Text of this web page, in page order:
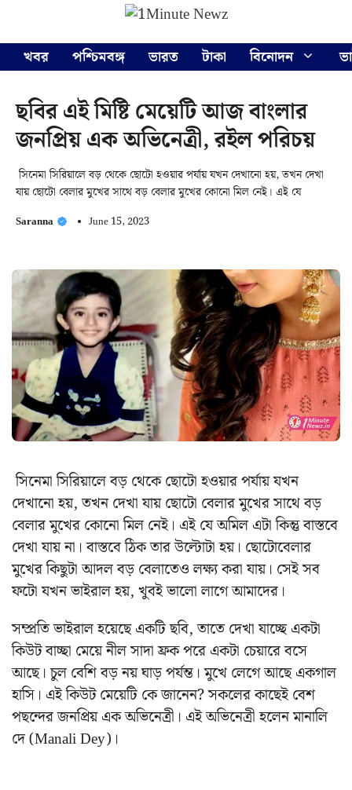
content
খবর
পশ্চিমবঙ্গ ভারত টাকা বিনোদন
ছবির এই মিষ্টি মেয়েটি আজ বাংলার
জনপ্রিয় এক অভিনেত্রী, রইল পরিচয়
সিনেমা সিরিয়ালে বড় থেকে ছোটো হওয়ার পর্যায় যখন দেখানো হয়, তখন দেখা
যায় ছোটো বেলার মুখের সাথে বড় বেলার মুখের কোনো মিল নেই। এই যে
Saranna June 15, 2023
সিনেমা সিরিয়ালে বড় থেকে ছোটো হওয়ার পর্যায় যখন
দেখানো হয়, তখন দেখা যায় ছোটো বেলার মুখের সাথে বড়
বেলার মুখের কোনো মিল নেই। এই যে অমিল এটা কিন্তু বাস্তবে
দেখা যায় না। বাস্তবে ঠিক তার উল্টোটা হয়। ছোটোবেলার
মুখের কিছুটা আদল বড় বেলাতেও লক্ষ্য করা যায়। সেই সব
ফটো যখন ভাইরাল হয়, খুবই ভালো লাগে আমাদের।
সম্প্রতি ভাইরাল হয়েছে একটি ছবি, তাতে দেখা যাচ্ছে একটা
কিউট বাচ্ছা মেয়ে নীল সাদা ফ্রক পরে একটা চেয়ারে বসে
আছে। চুল বেশি বড় নয় ঘাড় পর্যন্ত। মুখে লেগে আছে একগাল
হাসি। এই কিউট মেয়েটি কে জানেন? সকলের কাছেই বেশ
পছন্দের জনপ্রিয় এক অভিনেত্রী। এই অভিনেত্রী হলেন মানালি
দে (Manali Dey)।